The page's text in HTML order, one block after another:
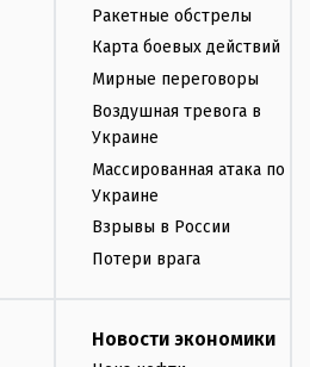
Ракетные обстрелы
Карта боевых действий
Мирные переговоры
Воздушная тревога в
Украине
Массированная атака по
Украине
Взрывы в России
Потери врага
Новости экономики